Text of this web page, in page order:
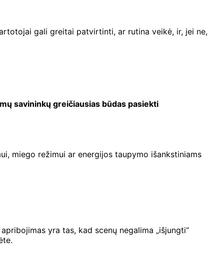
gali greitai patvirtinti, ar rutina veikė, ir, jei ne,
savininkų greičiausias būdas pasiekti
miego režimui ar energijos taupymo išankstiniams
yra tas, kad scenų negalima „išjungti“